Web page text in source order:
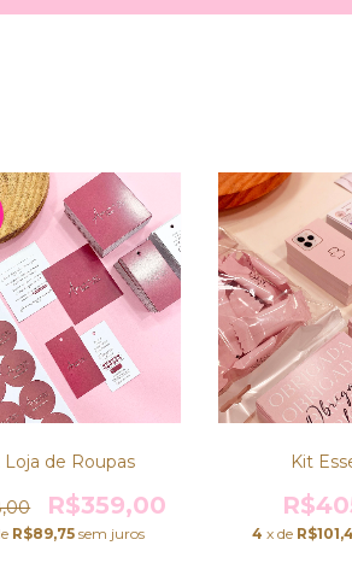
Loja de Roupas
R$359,00
R$89,75 sem juros
Kit
4 x de